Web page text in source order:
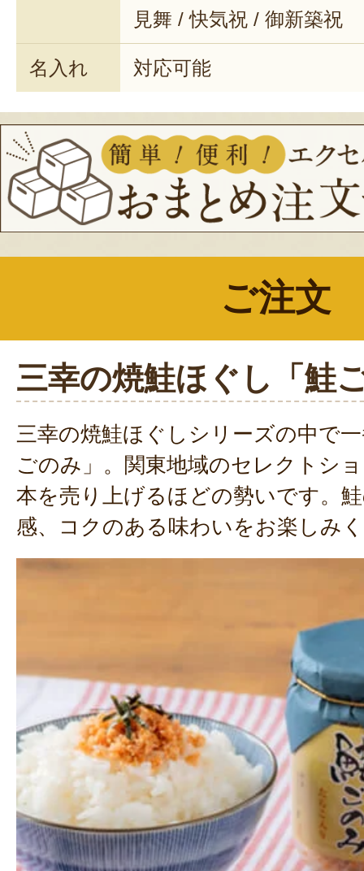
見舞 / 快気祝 / 御新築祝
名入れ 対応可能
ご注文
三幸の焼鮭ほぐし「鮭
三幸の焼鮭ほぐしシリーズの中で
ごのみ」。関東地域のセレクトシ
本を売り上げるほどの勢いです。
感、コクのある味わいをお楽しみ